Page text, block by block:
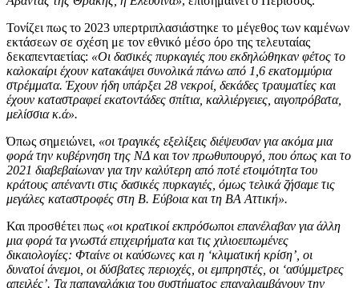
Τονίζει πως το 2023 υπερτριπλασιάστηκε το μέγεθος των καμένων
εκτάσεων σε σχέση με τον εθνικό μέσο όρο της τελευταίας
δεκαπενταετίας: «Οι δασικές πυρκαγιές που εκδηλώθηκαν φέτος το
καλοκαίρι έχουν κατακάψει συνολικά πάνω από 1,6 εκατομμύρια
στρέμματα. Έχουν ήδη υπάρξει 28 νεκροί, δεκάδες τραυματίες και
έχουν καταστραφεί εκατοντάδες σπίτια, καλλιέργειες, αιγοπρόβατα,
μελίσσια κ.ά».
Όπως σημειώνει, «οι τραγικές εξελίξεις διέψευσαν για ακόμα μια
φορά την κυβέρνηση της ΝΔ και τον πρωθυπουργό, που όπως και το
2021 διαβεβαίωναν για την καλύτερη από ποτέ ετοιμότητα του
κράτους απέναντι στις δασικές πυρκαγιές, όμως τελικά ζήσαμε τις
μεγάλες καταστροφές στη Β. Εύβοια και τη ΒΑ Αττική».
Και προσθέτει πως «οι κρατικοί εκπρόσωποι επανέλαβαν για άλλη
μια φορά τα γνωστά επιχειρήματα και τις χιλιοειπωμένες
δικαιολογίες: Φταίνε οι καύσωνες και η ‘κλιματική κρίση’, οι
δυνατοί άνεμοι, οι δύσβατες περιοχές, οι εμπρηστές, οι ‘ασύμμετρες
απειλές’. Τα παπαγαλάκια του συστήματος επαναλαμβάνουν την